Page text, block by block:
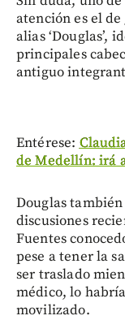
atención es el
alias ‘Douglas’,
principales
antiguo
Entérese:
de Medellín: irá
Douglas
discusiones
Fuentes
pese a tener la
ser traslado
médico, lo
movilizado.